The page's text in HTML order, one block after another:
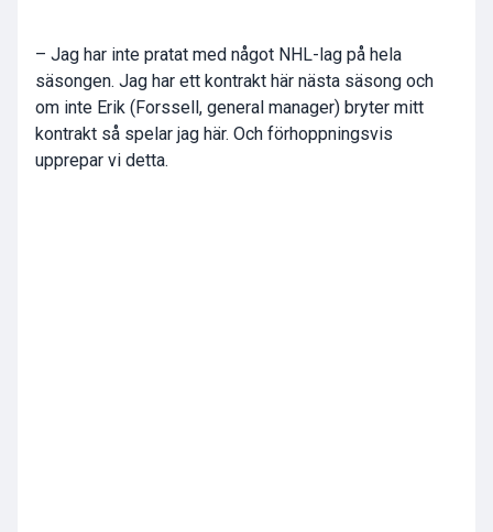
– Jag har inte pratat med något NHL-lag på hela
säsongen. Jag har ett kontrakt här nästa säsong och
om inte Erik (Forssell, general manager) bryter mitt
kontrakt så spelar jag här. Och förhoppningsvis
upprepar vi detta.